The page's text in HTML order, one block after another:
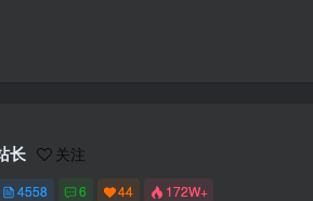
长 关注
4558 6 44 172W+